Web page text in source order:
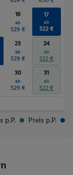
16
ab
529 €
17
ab
522 €
23
ab
529 €
24
ab
522 €
30
ab
529 €
31
ab
522 €
p.P. Preis p.P.